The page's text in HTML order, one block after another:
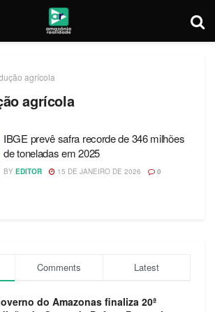
agrícola
agrícola
IBGE prevê safra recorde de 346 milhões
de toneladas em 2025
BY EDITOR 15 DE JANEIRO DE 2026 0
Comments Latest
do Amazonas finaliza 20ª